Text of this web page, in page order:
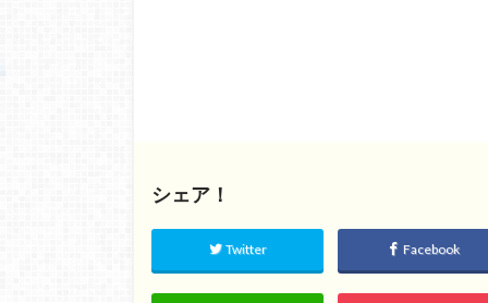
シェア！
Twitter Facebook